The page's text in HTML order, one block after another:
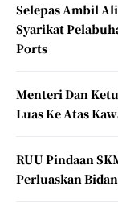
Selepas Ambil
Syarikat
Ports
Menteri Dan
Luas Ke Atas
RUU Pindaan
Perluaskan